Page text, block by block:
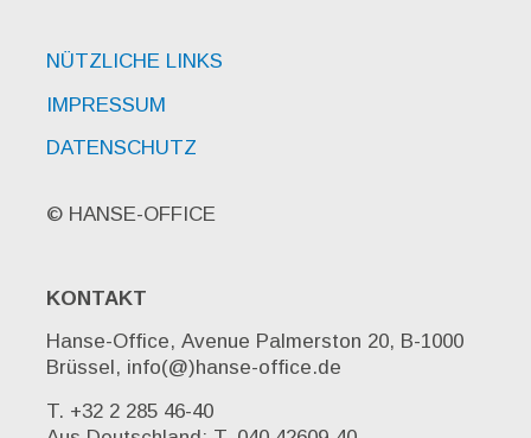
NÜTZLICHE LINKS
IMPRESSUM
DATENSCHUTZ
© HANSE-OFFICE
KONTAKT
Hanse-Office, Avenue Palmerston 20, B-1000
Brüssel, info(@)hanse-office.de
T. +32 2 285 46-40